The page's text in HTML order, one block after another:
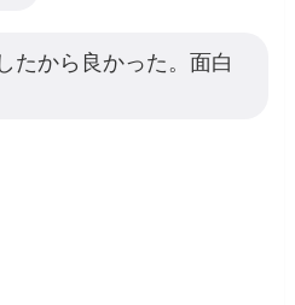
たから良かった。面白